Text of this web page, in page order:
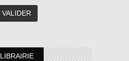
LIBRAIRIE